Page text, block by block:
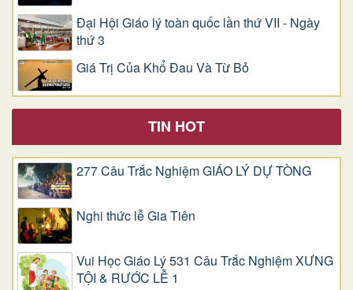
Đại Hội Giáo lý toàn quốc lần thứ VII - Ngày
thứ 3
Giá Trị Của Khổ Ðau Và Từ Bỏ
TIN HOT
277 Câu Trắc Nghiệm GIÁO LÝ DỰ TÒNG
Nghi thức lễ Gia Tiên
Vui Học Giáo Lý 531 Câu Trắc Nghiệm XƯNG
TỘI & RƯỚC LỄ 1